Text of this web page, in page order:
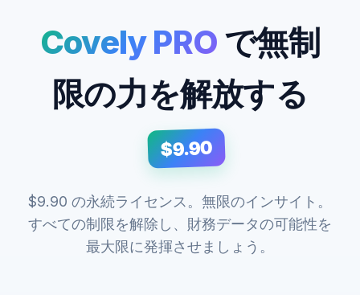
Covely PRO で無制
限の力を解放する
$9.90
$9.90 の永続ライセンス。無限のインサイト。
すべての制限を解除し、財務データの可能性を
最大限に発揮させましょう。